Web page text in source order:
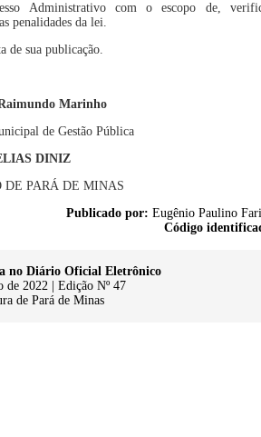
Administrativo com o escopo de,
penalidades da lei.
de sua publicação.
Marinho
de Gestão Pública
DINIZ
DE PARÁ DE MINAS
Publicado por: Eugênio Paulino
Código
no Diário Oficial Eletrônico
de 2022 | Edição Nº 47
de Pará de Minas